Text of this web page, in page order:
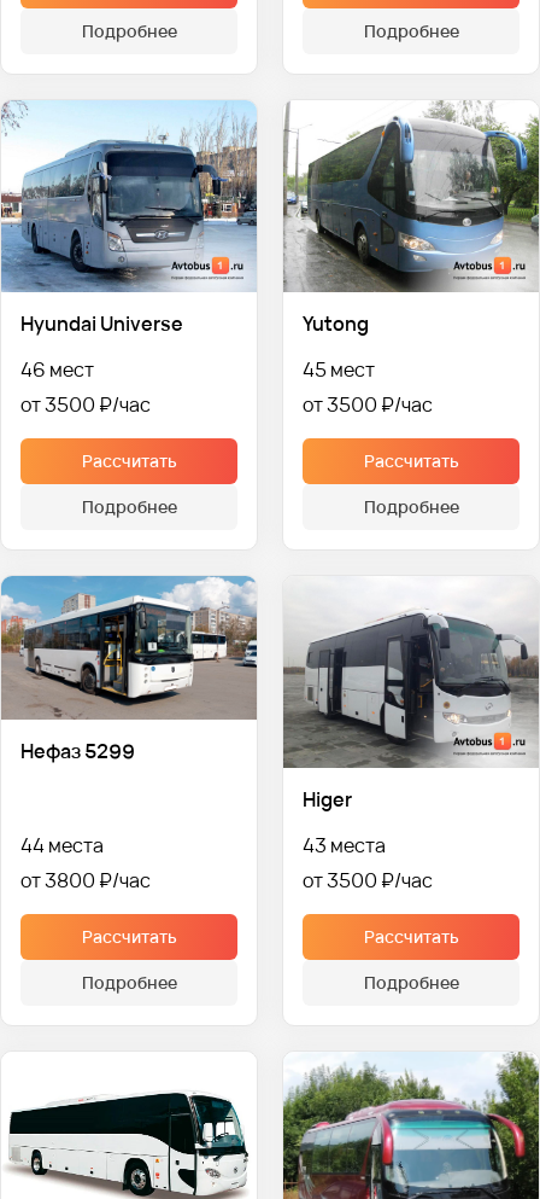
Подробнее
Подробнее
Hyundai Universe
46 мест
от 3500 ₽
Рассчитать
Подробнее
Yutong
45 мест
от 3500 ₽
Рассчитать
Подробнее
Нефаз 5299
44 места
от 3800 ₽
Рассчитать
Подробнее
Higer
43 места
от 3500 ₽
Рассчитать
Подробнее